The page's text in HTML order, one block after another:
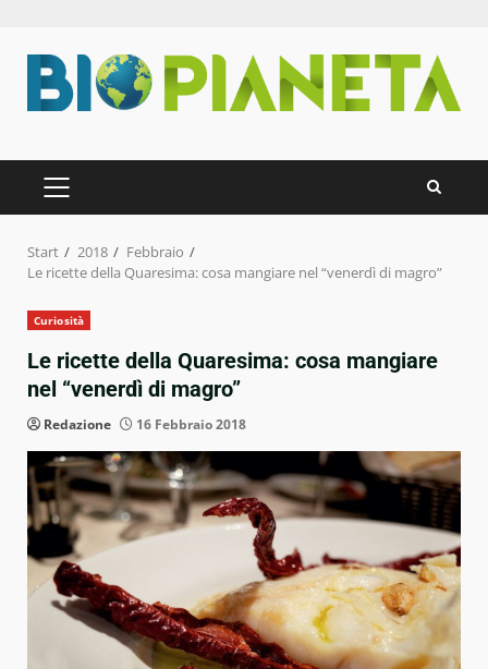
Inhalt
springen
PRIMÄRES
MENÜ
Start 2018
Febbraio
Le ricette della Quaresima: cosa mangiare nel “venerdì di magro”
Curiosità
Le ricette della Quaresima: cosa mangiare
nel “venerdì di magro”
Redazione 16 Febbraio 2018